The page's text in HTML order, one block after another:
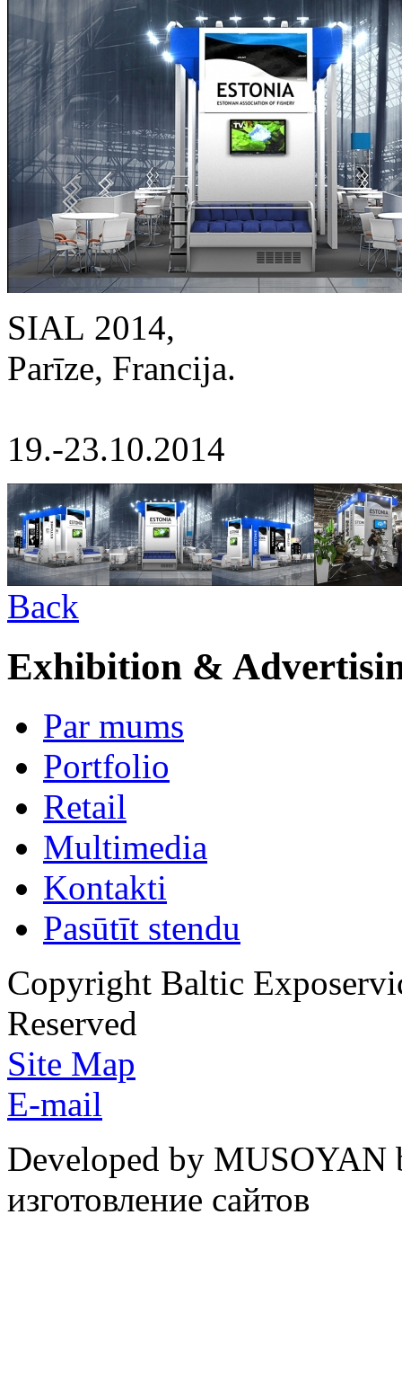
SIAL 2014,
Parīze, Francija.
19.-23.10.2014
Back
Exhibition &
Par mums
Portfolio
Retail
Multimedia
Kontakti
Pasūtīt stendu
Copyright Baltic
Reserved
Site Map
E-mail
Developed by
изготовление сайтов